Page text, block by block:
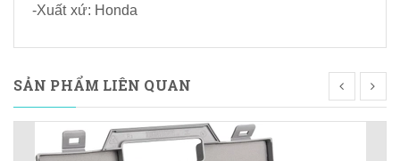
-Xuất xứ: Honda
SẢN PHẨM LIÊN QUAN